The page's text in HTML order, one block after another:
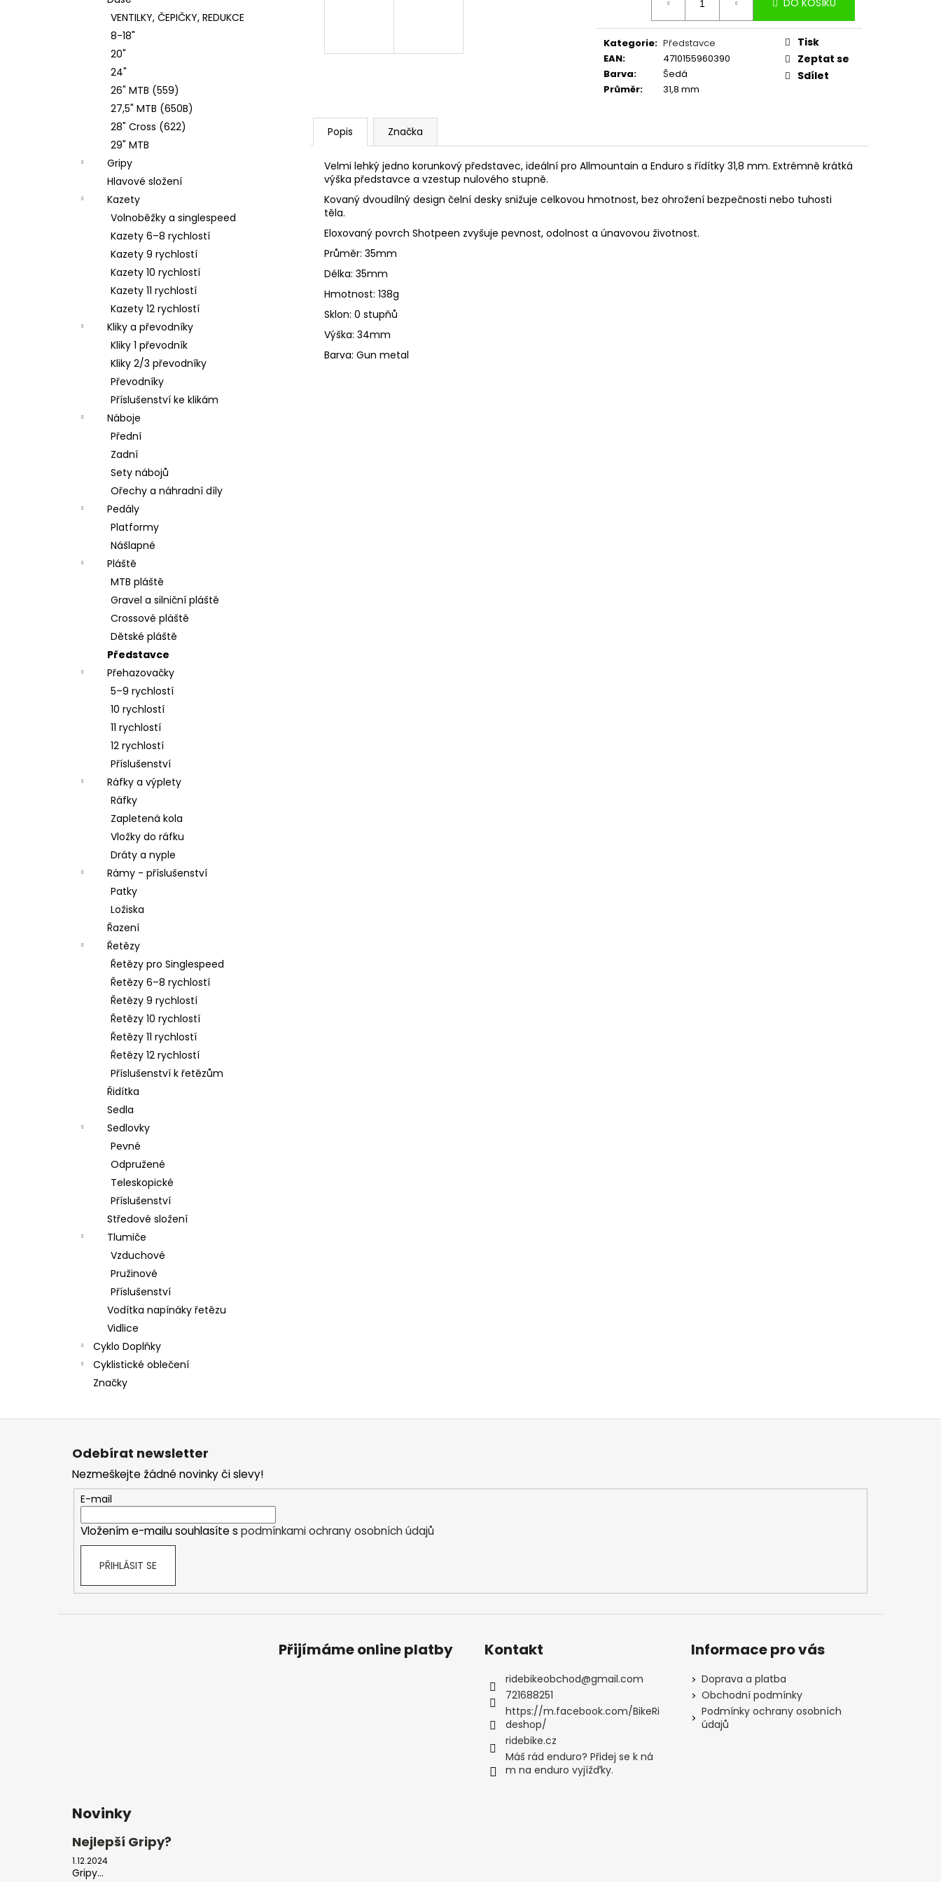
VENTILKY, ČEPIČKY, REDUKCE
8-18"
20"
24"
26" MTB (559)
27,5" MTB (650B)
28" Cross (622)
29" MTB
Gripy
Hlavové složení
Kazety
Volnoběžky a singlespeed
Kazety 6–8 rychlostí
Kazety 9 rychlostí
Kazety 10 rychlostí
Kazety 11 rychlostí
Kazety 12 rychlostí
Kliky a převodníky
Kliky 1 převodník
Kliky 2/3 převodníky
Převodníky
Příslušenství ke klikám
Náboje
Přední
Zadní
Sety nábojů
Ořechy a náhradní díly
Pedály
Platformy
Nášlapné
Pláště
MTB pláště
Gravel a silniční pláště
Crossové pláště
Dětské pláště
Představce
Přehazovačky
5–9 rychlostí
10 rychlostí
11 rychlostí
12 rychlostí
Příslušenství
Ráfky a výplety
Ráfky
Zapletená kola
Vložky do ráfku
Dráty a nyple
Rámy - příslušenství
Patky
Ložiska
Řazení
Řetězy
Řetězy pro Singlespeed
Řetězy 6–8 rychlostí
Řetězy 9 rychlostí
Řetězy 10 rychlostí
Řetězy 11 rychlostí
Řetězy 12 rychlostí
Příslušenství k řetězům
Řidítka
Sedla
Sedlovky
Pevné
Odpružené
Teleskopické
Příslušenství
Středové složení
Tlumiče
Vzduchové
Pružinové
Příslušenství
Vodítka napínáky řetězu
Vidlice
Cyklo Doplňky
Cyklistické oblečení
Značky
DO KOŠÍKU
Kategorie: Představce
EAN:
4710155960390
Barva:
Šedá
Průměr: 31,8 mm
Tisk
Zeptat se
Sdílet
Popis Značka
Velmi lehký jedno korunkový představec, ideální pro Allmountain a Enduro s řídítky 31,8 mm. Extrémně krátká
výška představce a vzestup nulového stupně.
Kovaný dvoudílný design čelní desky snižuje celkovou hmotnost, bez ohrožení bezpečnosti nebo tuhosti
těla.
Eloxovaný povrch Shotpeen zvyšuje pevnost, odolnost a únavovou životnost.
Průměr: 35mm
Délka: 35mm
Hmotnost: 138g
Sklon: 0 stupňů
Výška: 34mm
Barva: Gun metal
4 053 Kč
Z
Odebírat newsletter
Nezmeškejte žádné novinky či slevy!
E-mail
Vložením e-mailu souhlasíte s podmínkami ochrany osobních údajů
PŘIHLÁSIT SE
Přijímáme online platby Kontakt
ridebikeobchod@gmail.com
721688251
https://m.facebook.com/BikeRi
deshop/
ridebike.cz
Máš rád enduro? Přidej se k ná
m na enduro vyjížďky.
Informace pro vás
Doprava a platba
Obchodní podmínky
Podmínky ochrany osobních
údajů
Novinky
Nejlepší Gripy?
1.12.2024
Gripy...